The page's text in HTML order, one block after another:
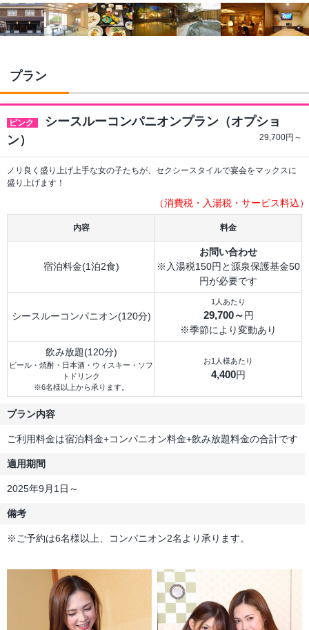
プラン
ピンク
シースルーコンパニオンプラン（オプショ
ン）
29,700円～
ノリ良く盛り上げ上手な女の子たちが、セクシースタイルで宴会をマックスに
盛り上げます！
（消費税・入湯税・サービス料込）
内容 料金
宿泊料金(1泊2食)
お問い合わせ
※入湯税150円と源泉保護基金50
円が必要です
シースルーコンパニオン(120分)
1人あたり
29,700～円
※季節により変動あり
飲み放題(120分)
ビール・焼酎・日本酒・ウィスキー・ソフ
トドリンク
※6名様以上から承ります。
お1人様あたり
4,400円
プラン内容
ご利用料金は宿泊料金+コンパニオン料金+飲み放題料金の合計です
適用期間
2025年9月1日～
備考
※ご予約は6名様以上、コンパニオン2名より承ります。